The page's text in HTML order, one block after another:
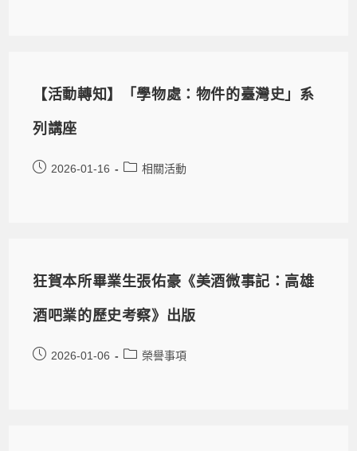
【活動轉知】「學物處：物件的臺灣史」系
列講座
2026-01-16 相關活動
狂賀本所畢業生張佑豪《美酒微事記：高雄
酒吧業的歷史考察》出版
2026-01-06 榮譽事項